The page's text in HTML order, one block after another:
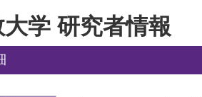
学 研究者情報